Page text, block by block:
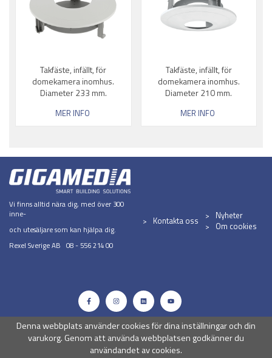
Takfäste, infällt, för
domekamera inomhus.
Diameter 233 mm.
MER INFO
Takfäste, infällt, för
domekamera inomhus.
Diameter 210 mm.
MER INFO
Vi finns alltid nära dig, med över 300
inne-
och utesäljare som kan hjälpa dig.
Rexel Sverige AB 08 - 556 214 00
Kontakta oss
Nyheter
Om cookies
Denna webbplats använder cookies för dina inställningar och din
varukorg. Genom att använda webbplatsen godkänner du
användandet av cookies.